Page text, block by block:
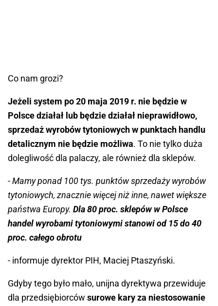
Co nam grozi?
Jeżeli system po 20 maja 2019 r. nie będzie w
Polsce działał lub będzie działał nieprawidłowo,
sprzedaż wyrobów tytoniowych w punktach handlu
detalicznym nie będzie możliwa. To nie tylko duża
dolegliwość dla palaczy, ale również dla sklepów.
- Mamy ponad 100 tys. punktów sprzedaży wyrobów
tytoniowych, znacznie więcej niż inne, nawet większe
państwa Europy. Dla 80 proc. sklepów w Polsce
handel wyrobami tytoniowymi stanowi od 15 do 40
proc. całego obrotu
- informuje dyrektor PIH, Maciej Ptaszyński.
Gdyby tego było mało, unijna dyrektywa przewiduje
dla przedsiębiorców surowe kary za niestosowanie